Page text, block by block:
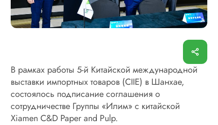
В рамках работы 5-й Китайской международной
выставки импортных товаров (CIIE) в Шанхае,
состоялось подписание соглашения о
сотрудничестве Группы «Илим» с китайской
Xiamen C&D Paper and Pulp.